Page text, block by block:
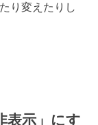
り変えたりし
表示」にす